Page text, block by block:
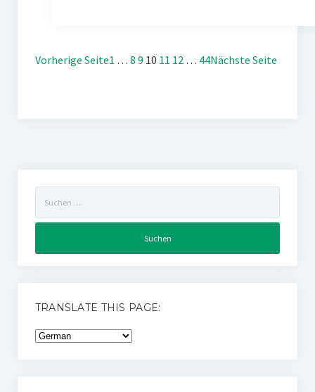
Vorherige Seite1 … 8 9 10 11 12 … 44Nächste Seite
nach:
TRANSLATE THIS PAGE: